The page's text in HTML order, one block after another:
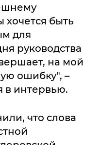
хочется быть
для
руководства
на мой
ошибку", –
в интервью.
что слова